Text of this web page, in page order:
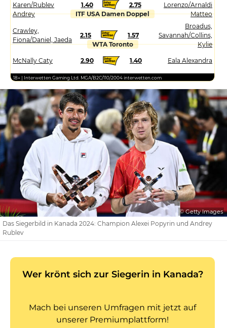
Karen/Rublev
Andrey
1.40 2.75
Lorenzo/Arnaldi
Matteo
ITF USA Damen Doppel
Crawley,
Fiona/Daniel, Jaeda
2.15 1.57
Broadus,
Savannah/Collins,
Kylie
WTA Toronto
McNally Caty 2.90 1.40 Eala Alexandra
18+ | Interwetten Gaming Ltd. MGA/B2C/110/2004 interwetten.com
© Getty Images
Das Siegerbild in Kanada 2024: Champion Alexei Popyrin und Andrey
Rublev